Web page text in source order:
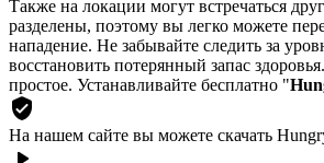
Также на локации могут встречаться
разделены, поэтому вы легко можете
нападение. Не забывайте следить за
восстановить потерянный запас
простое. Устанавливайте бесплатно "
На нашем сайте вы можете скачать